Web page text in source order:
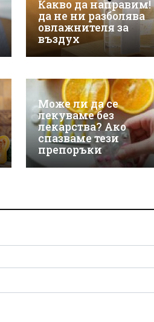
Какво да направим!
да не ни разболява
овлажнителя за
въздух
Може ли да се
лекуваме без
лекарства? Ако
спазваме тези
препоръки